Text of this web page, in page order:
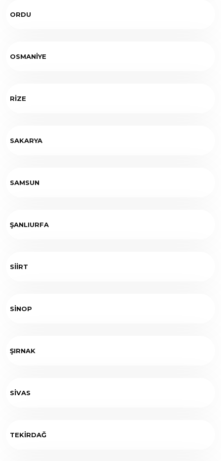
ORDU
OSMANİYE
RİZE
SAKARYA
SAMSUN
ŞANLIURFA
SİİRT
SİNOP
ŞIRNAK
SİVAS
TEKİRDAĞ